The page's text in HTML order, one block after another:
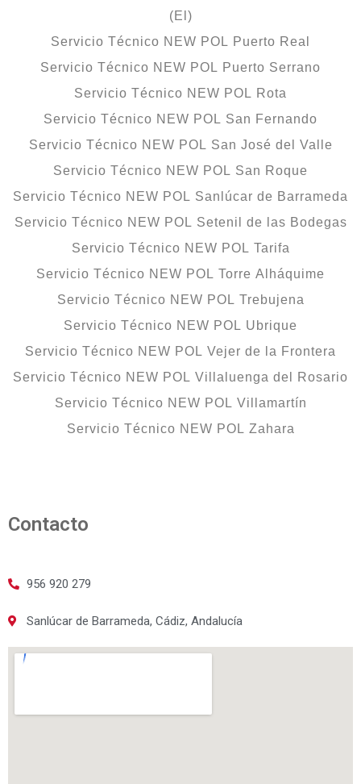
(El)
Servicio Técnico NEW POL Puerto Real
Servicio Técnico NEW POL Puerto Serrano
Servicio Técnico NEW POL Rota
Servicio Técnico NEW POL San Fernando
Servicio Técnico NEW POL San José del Valle
Servicio Técnico NEW POL San Roque
Servicio Técnico NEW POL Sanlúcar de Barrameda
Servicio Técnico NEW POL Setenil de las Bodegas
Servicio Técnico NEW POL Tarifa
Servicio Técnico NEW POL Torre Alháquime
Servicio Técnico NEW POL Trebujena
Servicio Técnico NEW POL Ubrique
Servicio Técnico NEW POL Vejer de la Frontera
Servicio Técnico NEW POL Villaluenga del Rosario
Servicio Técnico NEW POL Villamartín
Servicio Técnico NEW POL Zahara
Contacto
956 920 279
Sanlúcar de Barrameda, Cádiz, Andalucía